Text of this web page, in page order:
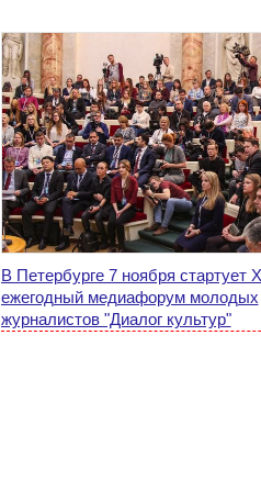
В Петербурге 7 ноября стартует
ежегодный медиафорум молодых
журналистов "Диалог культур"